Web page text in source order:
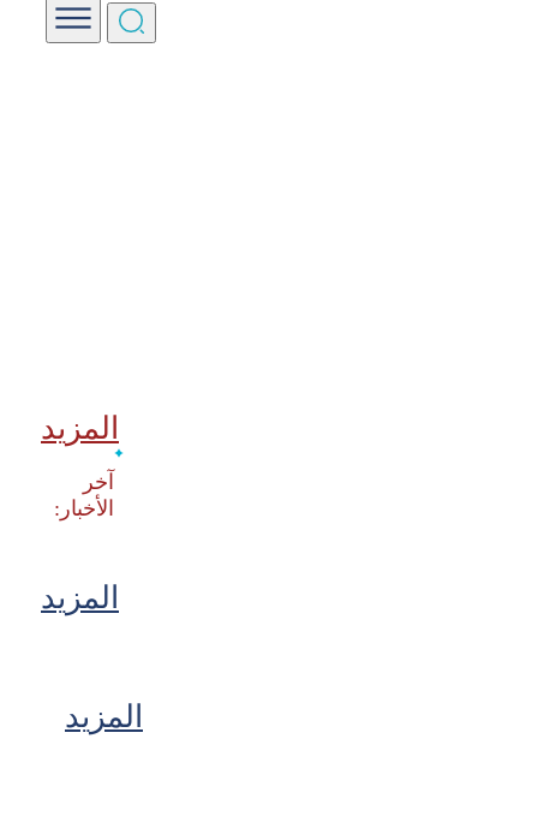
المزيد
‫آخر
المزيد
المزيد